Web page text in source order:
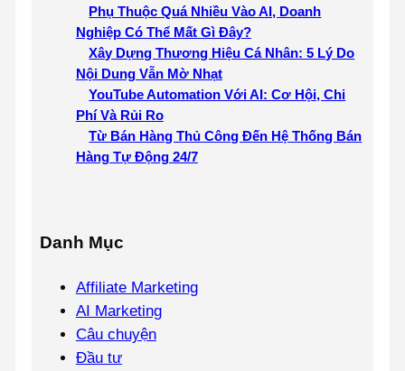
Phụ Thuộc Quá Nhiều Vào AI, Doanh
Nghiệp Có Thể Mất Gì Đây?
Xây Dựng Thương Hiệu Cá Nhân: 5 Lý Do
Nội Dung Vẫn Mờ Nhạt
YouTube Automation Với AI: Cơ Hội, Chi
Phí Và Rủi Ro
Từ Bán Hàng Thủ Công Đến Hệ Thống Bán
Hàng Tự Động 24/7
Danh Mục
Affiliate Marketing
AI Marketing
Câu chuyện
Đầu tư